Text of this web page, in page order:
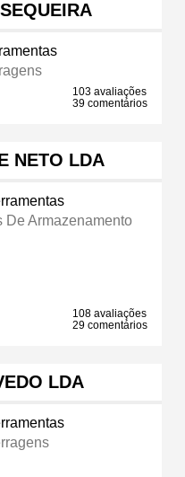
103 avaliações
39 comentários
NETO LDA
De Armazenamento
108 avaliações
29 comentários
LDA